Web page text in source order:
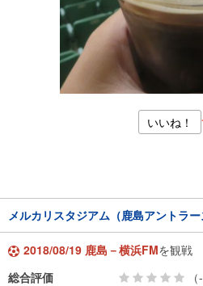
いいね！
メルカリスタジアム（鹿島アントラー
2018/08/19 鹿島－横浜FMを観戦
総合評価
（